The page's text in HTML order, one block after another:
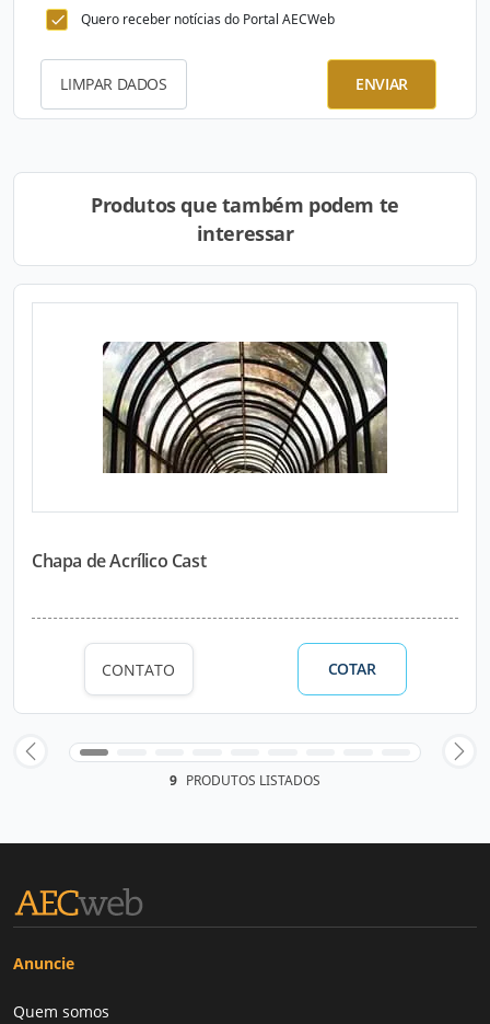
Quero receber notícias do Portal AECWeb
LIMPAR DADOS ENVIAR
Produtos que também podem te
interessar
Chapa de Acrílico Cast
CONTATO COTAR
9 PRODUTOS LISTADOS
Anuncie
Quem somos